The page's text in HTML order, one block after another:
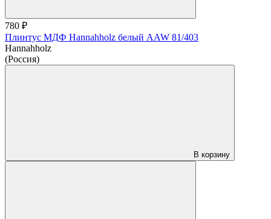
780 ₽
Плинтус МДФ Hannahholz белый AAW 81/403
Hannahholz
(Россия)
В корзину